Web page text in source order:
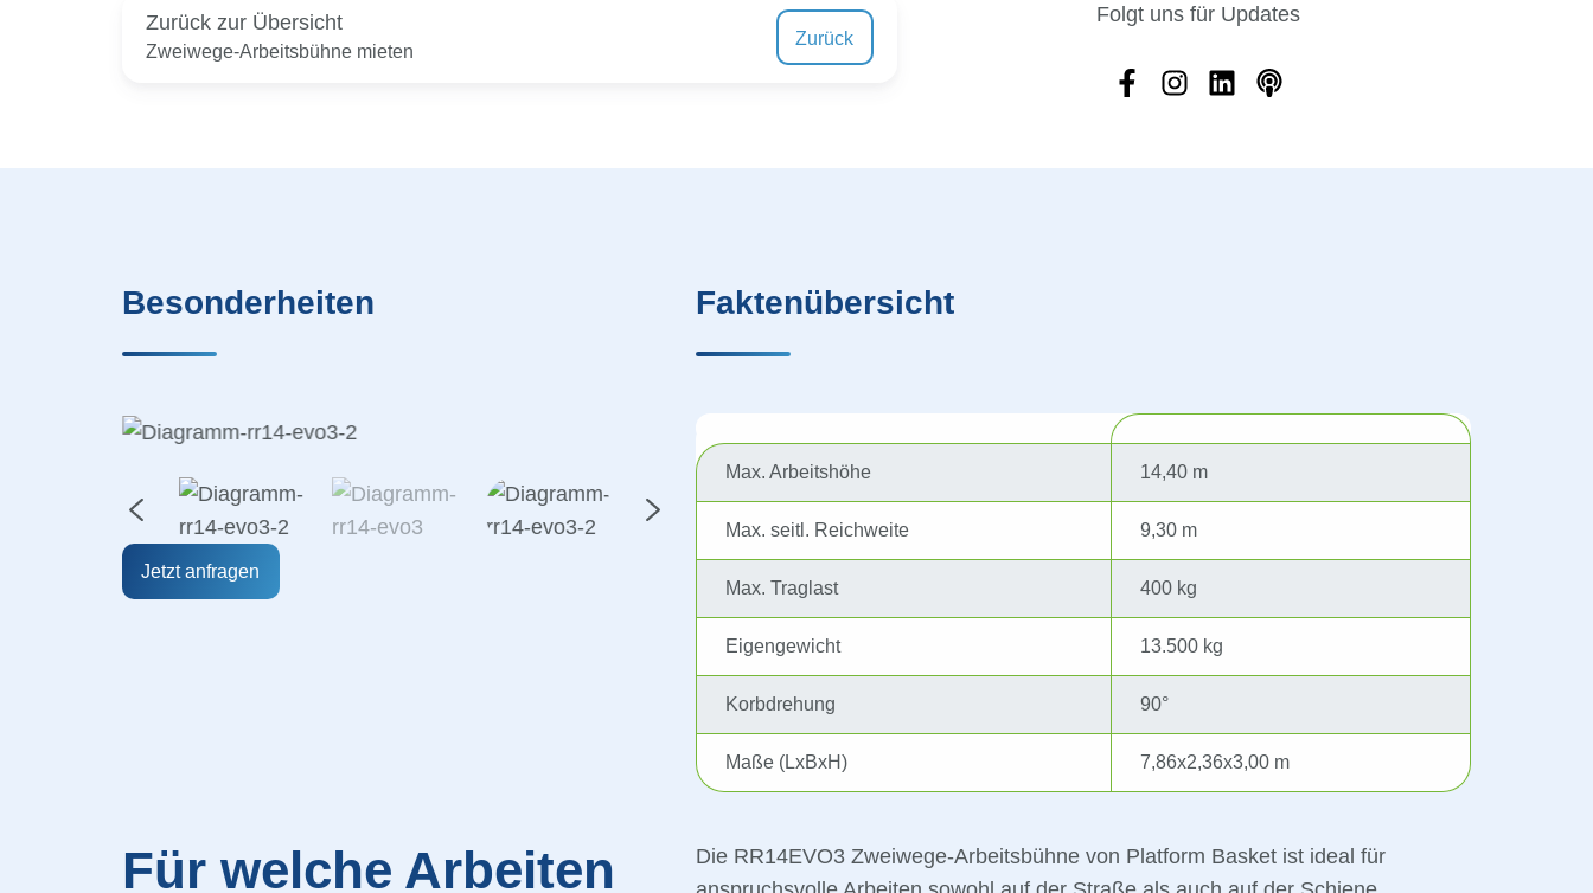
Zurück zur Übersicht
Zweiwege-Arbeitsbühne mieten
Zurück
Folgt uns für Updates
Besonderheiten
Jetzt anfragen
Faktenübersicht
Max. Arbeitshöhe 14,40 m
Max. seitl. Reichweite 9,30 m
Max. Traglast 400 kg
Eigengewicht 13.500 kg
Korbdrehung 90°
Maße (LxBxH) 7,86x2,36x3,00 m
Für welche Arbeiten
Die RR14EVO3 Zweiwege-Arbeitsbühne von Platform Basket ist ideal für